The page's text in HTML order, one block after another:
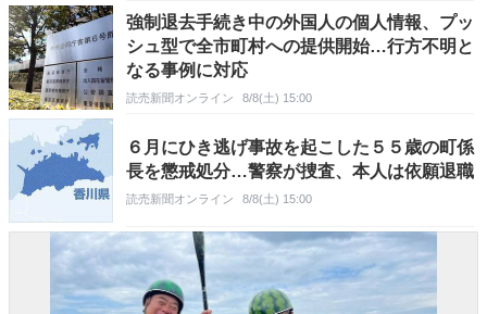
強制退去手続き中の外国人の個人情報、プッ
シュ型で全市町村への提供開始…行方不明と
なる事例に対応
読売新聞オンライン 8/8(土) 15:00
６月にひき逃げ事故を起こした５５歳の町係
長を懲戒処分…警察が捜査、本人は依願退職
読売新聞オンライン 8/8(土) 15:00